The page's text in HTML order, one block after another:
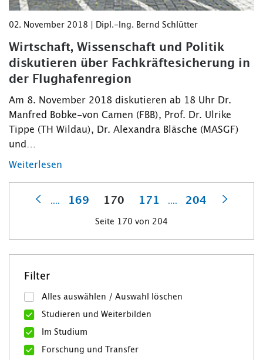
02. November 2018 | Dipl.-Ing. Bernd Schlütter
Wirtschaft, Wissenschaft und Politik
diskutieren über Fachkräftesicherung in
der Flughafenregion
Am 8. November 2018 diskutieren ab 18 Uhr Dr.
Manfred Bobke-von Camen (FBB), Prof. Dr. Ulrike
Tippe (TH Wildau), Dr. Alexandra Bläsche (MASGF)
und…
Weiterlesen
.... 169 170 171 ....
204
Seite 170 von 204
Filter
Alles auswählen / Auswahl löschen
Studieren und Weiterbilden
Im Studium
Forschung und Transfer